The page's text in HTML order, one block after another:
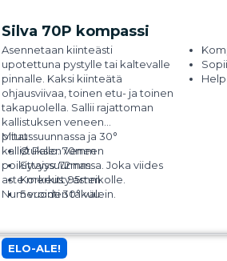
rakenne mahdollistaa
uppoasennuksen, joten sinun ei
tarvitse tehdä suuria reikiä
veneeseen. Valkoisen
pääohjausviivan lisäksi keltaiset
apuohjausviivat 45° kulmassa.
Ohjausviivat näkyvät asteikon
lävitse, mikä parantaa
luettavuutta. Ei vaadi
upotusreikää.
Silva 70P kompassi
Asennetaan kiinteästi
upotettuna pystylle tai kaltevalle
pinnalle. Kaksi kiinteätä
ohjausviivaa, toinen etu- ja toinen
takapuolella. Sallii rajattoman
kallistuksen veneen
pituussuunnassa ja 30°
kallistuksen veneen
poikittaissuunnassa. Joka viides
aste merkitty asteikolle.
Numerointi 30° välein.
moottoriveneille.
Mitat:
Ø Pallo: 70mm
Syvyys: 72mm
Korkeus: 95mm
5 vuoden takuu
ELO-ALE!